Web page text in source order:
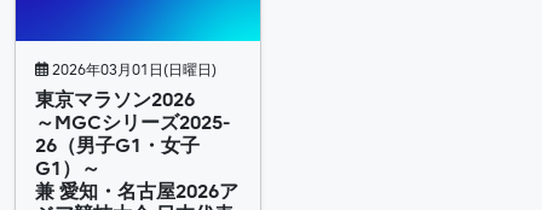
2026年03月01日(日曜日)
東京マラソン2026
～MGCシリーズ2025-
26（男子G1・女子
G1）～
兼 愛知・名古屋2026ア